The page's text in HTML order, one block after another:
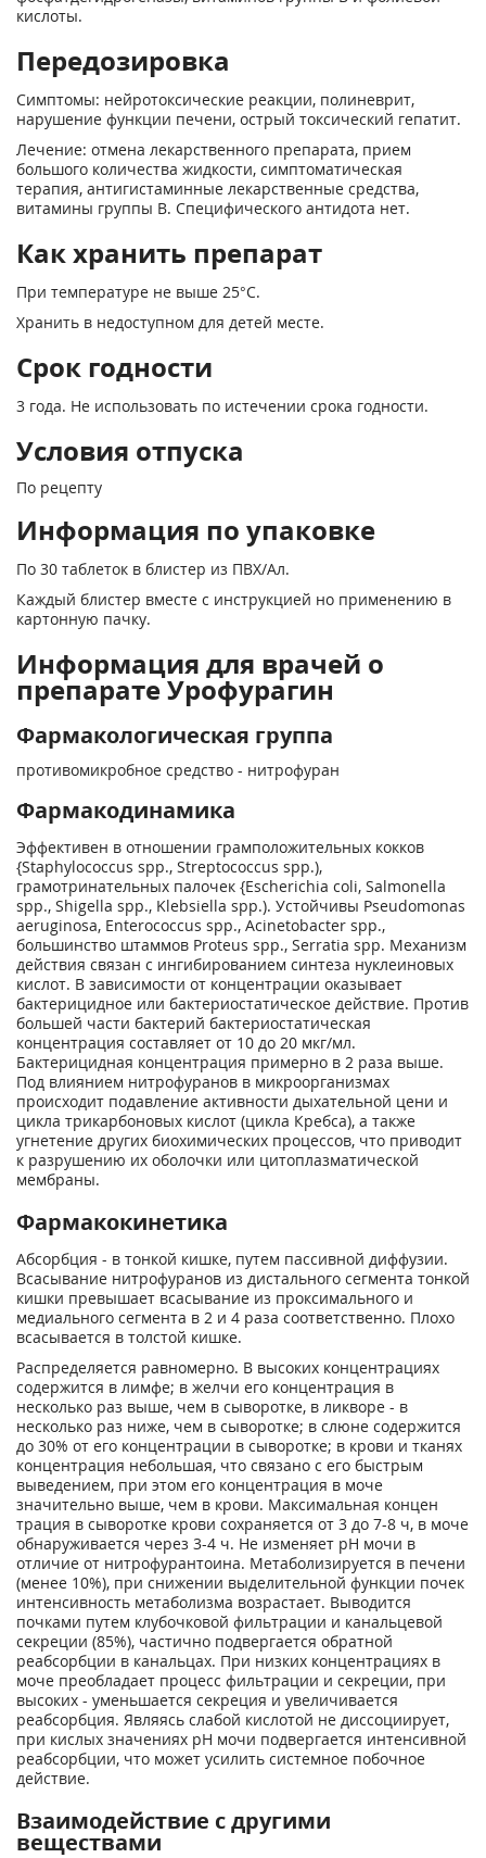
кислоты.
Передозировка
Симптомы: нейротоксические реакции, полиневрит,
нарушение функции печени, острый токсический гепатит.
Лечение: отмена лекарственного препарата, прием
большого количества жидкости, симптоматическая
терапия, антигистаминные лекарственные средства,
витамины группы В. Специфического антидота нет.
Как хранить препарат
При температуре не выше 25°С.
Хранить в недоступном для детей месте.
Срок годности
3 года. Не использовать по истечении срока годности.
Условия отпуска
По рецепту
Информация по упаковке
По 30 таблеток в блистер из ПВХ/Ал.
Каждый блистер вместе с инструкцией но применению в
картонную пачку.
Информация для врачей о
препарате Урофурагин
Фармакологическая группа
противомикробное средство - нитрофуран
Фармакодинамика
Эффективен в отношении грамположительных кокков
{Staphylococcus spp., Streptococcus spp.),
грамотринательных палочек {Escherichia coli, Salmonella
spp., Shigella spp., Klebsiella spp.). Устойчивы Pseudomonas
aeruginosa, Enterococcus spp., Acinetobacter spp.,
большинство штаммов Proteus spp., Serratia spp. Механизм
действия связан с ингибированием синтеза нуклеиновых
кислот. В зависимости от концентрации оказывает
бактерицидное или бактериостатическое действие. Против
большей части бактерий бактериостатическая
концентрация составляет от 10 до 20 мкг/мл.
Бактерицидная концентрация примерно в 2 раза выше.
Под влиянием нитрофуранов в микроорганизмах
происходит подавление активности дыхательной цени и
цикла трикарбоновых кислот (цикла Кребса), а также
угнетение других биохимических процессов, что приводит
к разрушению их оболочки или цитоплазматической
мембраны.
Фармакокинетика
Абсорбция - в тонкой кишке, путем пассивной диффузии.
Всасывание нитрофуранов из дистального сегмента тонкой
кишки превышает всасывание из проксимального и
медиального сегмента в 2 и 4 раза соответственно. Плохо
всасывается в толстой кишке.
Распределяется равномерно. В высоких концентрациях
содержится в лимфе; в желчи его концентрация в
несколько раз выше, чем в сыворотке, в ликворе - в
несколько раз ниже, чем в сыворотке; в слюне содержится
до 30% от его концентрации в сыворотке; в крови и тканях
концентрация небольшая, что связано с его быстрым
выведением, при этом его концентрация в моче
значительно выше, чем в крови. Максимальная концен
трация в сыворотке крови сохраняется от 3 до 7-8 ч, в моче
обнаруживается через 3-4 ч. Не изменяет pH мочи в
отличие от нитрофурантоина. Метаболизируется в печени
(менее 10%), при снижении выделительной функции почек
интенсивность метаболизма возрастает. Выводится
почками путем клубочковой фильтрации и канальцевой
секреции (85%), частично подвергается обратной
реабсорбции в канальцах. При низких концентрациях в
моче преобладает процесс фильтрации и секреции, при
высоких - уменьшается секреция и увеличивается
реабсорбция. Являясь слабой кислотой не диссоциирует,
при кислых значениях pH мочи подвергается интенсивной
реабсорбции, что может усилить системное побочное
действие.
Взаимодействие с другими
веществами